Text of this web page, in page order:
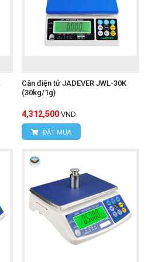
Cân điện tử JADEVER JWL-30K
(30kg/1g)
4,312,500 VND
ĐẶT MUA